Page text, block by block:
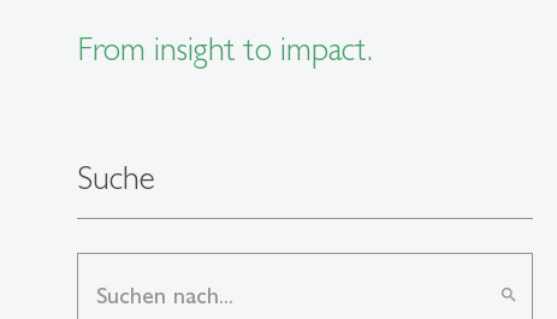
From insight to impact.
Suche
search